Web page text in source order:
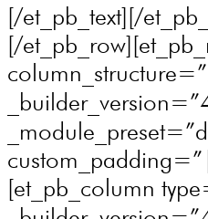
[/et_pb_text][/
[/
[et_pb_column